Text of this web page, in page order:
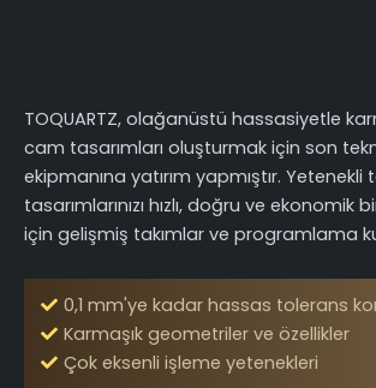
TOQUARTZ, olağanüstü hassasiyetle
cam tasarımları oluşturmak için son
ekipmanına yatırım yapmıştır. Yetenekli
tasarımlarınızı hızlı, doğru ve ekonomik
için gelişmiş takımlar ve programlama
0,1 mm'ye kadar hassas tolerans
Karmaşık geometriler ve özellikler
Çok eksenli işleme yetenekleri